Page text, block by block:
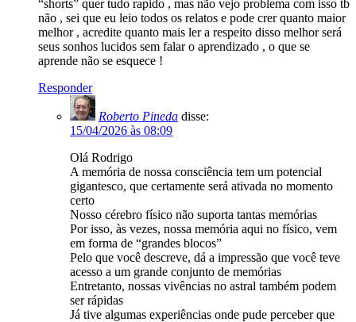
“shorts” quer tudo rapido , mas não vejo problema com isso tb
não , sei que eu leio todos os relatos e pode crer quanto maior
melhor , acredite quanto mais ler a respeito disso melhor será
seus sonhos lucidos sem falar o aprendizado , o que se
aprende não se esquece !
Responder
Roberto Pineda disse:
15/04/2026 às 08:09
Olá Rodrigo
A memória de nossa consciência tem um potencial
gigantesco, que certamente será ativada no momento
certo
Nosso cérebro físico não suporta tantas memórias
Por isso, às vezes, nossa memória aqui no físico, vem
em forma de “grandes blocos”
Pelo que você descreve, dá a impressão que você teve
acesso a um grande conjunto de memórias
Entretanto, nossas vivências no astral também podem
ser rápidas
Já tive algumas experiências onde pude perceber que